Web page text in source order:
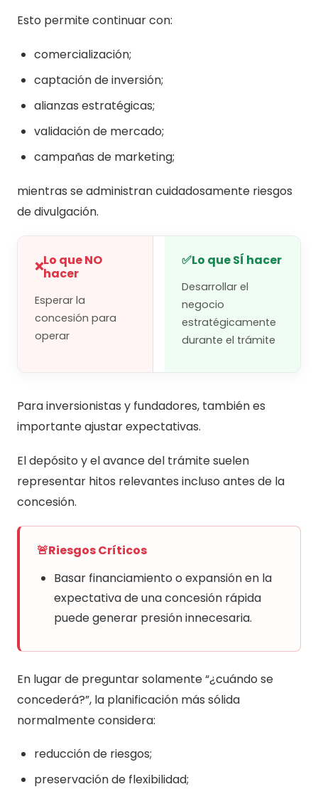
Esto permite continuar con:
comercialización;
captación de inversión;
alianzas estratégicas;
validación de mercado;
campañas de marketing;
mientras se administran cuidadosamente riesgos
de divulgación.
❌Lo que NO
hacer
Esperar la
concesión para
operar
✅Lo que SÍ hacer
Desarrollar el
negocio
estratégicamente
durante el trámite
Para inversionistas y fundadores, también es
importante ajustar expectativas.
El depósito y el avance del trámite suelen
representar hitos relevantes incluso antes de la
concesión.
🚨Riesgos Críticos
Basar financiamiento o expansión en la
expectativa de una concesión rápida
puede generar presión innecesaria.
En lugar de preguntar solamente “¿cuándo se
concederá?”, la planificación más sólida
normalmente considera:
reducción de riesgos;
preservación de flexibilidad;